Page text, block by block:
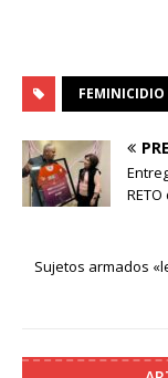
FEMINICIDIO
Sujetos armados